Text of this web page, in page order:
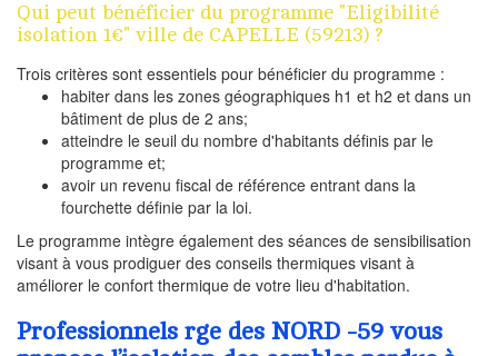
Qui peut bénéficier du programme "Eligibilité
isolation 1€" ville de CAPELLE (59213) ?
Trois critères sont essentiels pour bénéficier du programme :
habiter dans les zones géographiques h1 et h2 et dans un
bâtiment de plus de 2 ans;
atteindre le seuil du nombre d'habitants définis par le
programme et;
avoir un revenu fiscal de référence entrant dans la
fourchette définie par la loi.
Le programme intègre également des séances de sensibilisation
visant à vous prodiguer des conseils thermiques visant à
améliorer le confort thermique de votre lieu d'habitation.
Professionnels rge des NORD -59 vous